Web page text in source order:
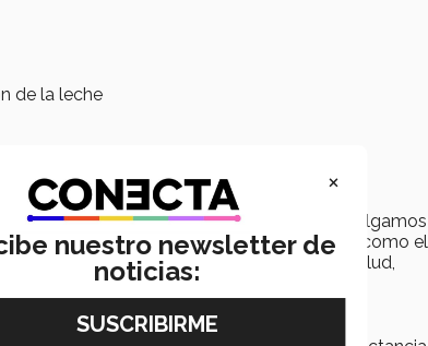
de la leche
Urrea comentó: “en agosto nos promulgamos
para ello, hemos realizado varias acciones como el
especializados para personal de la salud,
de Lactancia”.
×
nuestro newsletter de
noticias: